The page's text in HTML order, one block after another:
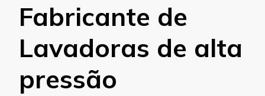
Fabricante de
Lavadoras de alta
pressão